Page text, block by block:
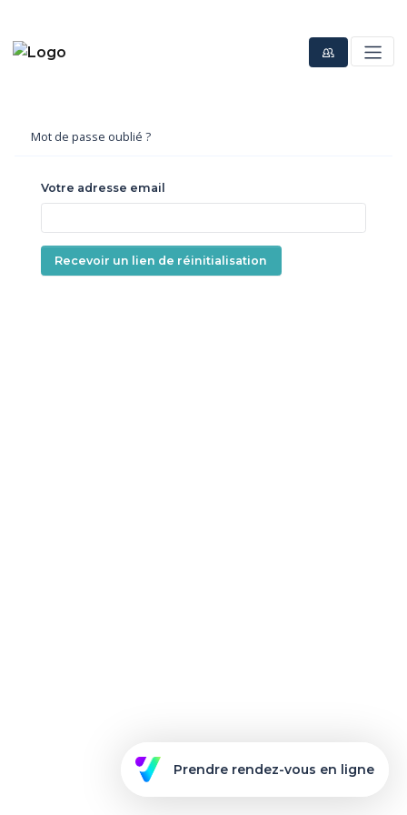
Mot de passe oublié ?
Votre adresse email
Recevoir un lien de réinitialisation
Prendre rendez-vous en ligne